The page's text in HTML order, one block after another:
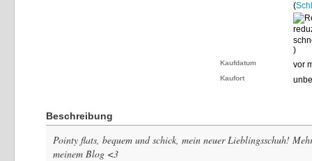
(
)
Kaufdatum vor
Kaufort
Beschreibung
Pointy flats, bequem und schick, mein neuer Lieblingsschuh!
meinem Blog <3